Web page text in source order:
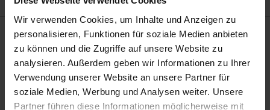
Wir verwenden Cookies, um Inhalte und Anzeigen zu
personalisieren, Funktionen für soziale Medien anbieten
zu können und die Zugriffe auf unsere Website zu
analysieren. Außerdem geben wir Informationen zu Ihrer
Verwendung unserer Website an unsere Partner für
soziale Medien, Werbung und Analysen weiter. Unsere
Partner führen diese Informationen möglicherweise mit
Description
Friedrich Cerha (geb. 1926) ist einer der
bedeutendsten österreichischen Komponisten, aber
auch Dirigent, Geiger, Lehrer, Forscher, Maler,